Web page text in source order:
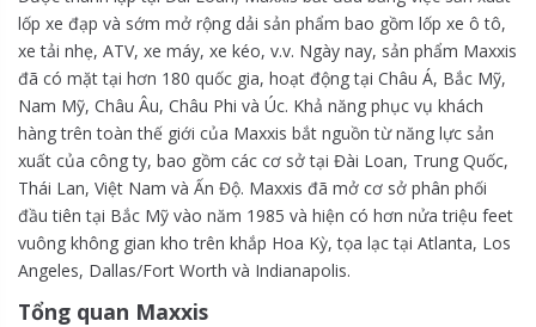
lốp xe đạp và sớm mở rộng dải sản phẩm bao gồm lốp xe ô tô,
xe tải nhẹ, ATV, xe máy, xe kéo, v.v. Ngày nay, sản phẩm Maxxis
đã có mặt tại hơn 180 quốc gia, hoạt động tại Châu Á, Bắc Mỹ,
Nam Mỹ, Châu Âu, Châu Phi và Úc. Khả năng phục vụ khách
hàng trên toàn thế giới của Maxxis bắt nguồn từ năng lực sản
xuất của công ty, bao gồm các cơ sở tại Đài Loan, Trung Quốc,
Thái Lan, Việt Nam và Ấn Độ. Maxxis đã mở cơ sở phân phối
đầu tiên tại Bắc Mỹ vào năm 1985 và hiện có hơn nửa triệu feet
vuông không gian kho trên khắp Hoa Kỳ, tọa lạc tại Atlanta, Los
Angeles, Dallas/Fort Worth và Indianapolis.
Tổng quan Maxxis